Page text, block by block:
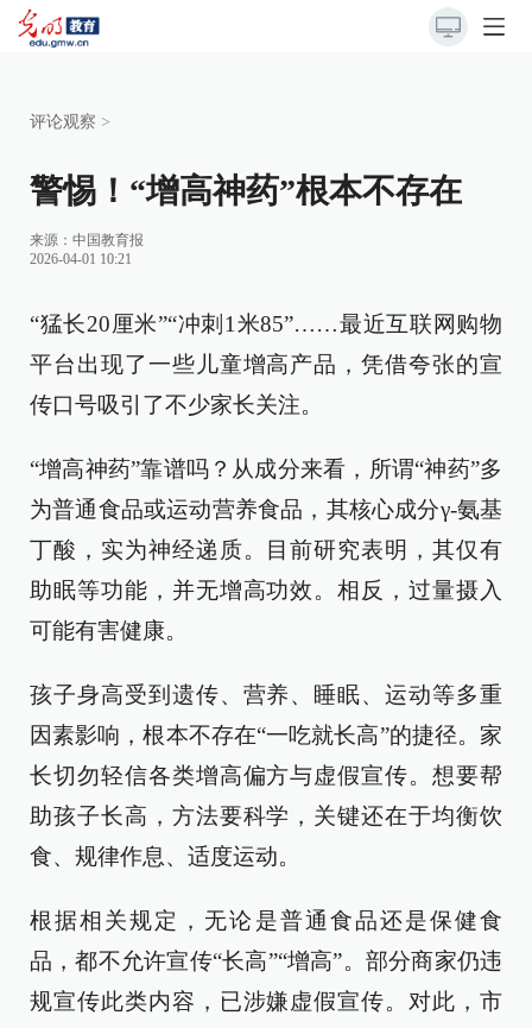
评论观察 >
警惕！“增高神药”根本不存在
来源： 中国教育报
2026-04-01 10:21
“猛长20厘米”“冲刺1米85”……最近互联网购物
平台出现了一些儿童增高产品，凭借夸张的宣
传口号吸引了不少家长关注。
“增高神药”靠谱吗？从成分来看，所谓“神药”多
为普通食品或运动营养食品，其核心成分γ-氨基
丁酸，实为神经递质。目前研究表明，其仅有
助眠等功能，并无增高功效。相反，过量摄入
可能有害健康。
孩子身高受到遗传、营养、睡眠、运动等多重
因素影响，根本不存在“一吃就长高”的捷径。家
长切勿轻信各类增高偏方与虚假宣传。想要帮
助孩子长高，方法要科学，关键还在于均衡饮
食、规律作息、适度运动。
根据相关规定，无论是普通食品还是保健食
品，都不允许宣传“长高”“增高”。部分商家仍违
规宣传此类内容，已涉嫌虚假宣传。对此，市